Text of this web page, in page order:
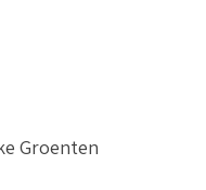
Groenten